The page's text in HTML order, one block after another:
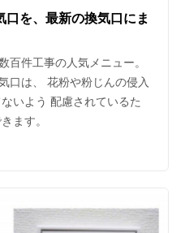
を、最新の換気口にま
百件工事の人気メニュー。
口は、 花粉や粉じんの侵入
いよう 配慮されているた
ます。